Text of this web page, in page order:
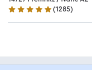
4.9 Sterne
(1285)